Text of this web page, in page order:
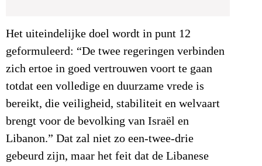
Het uiteindelijke doel wordt in punt 12
geformuleerd: “De twee regeringen verbinden
zich ertoe in goed vertrouwen voort te gaan
totdat een volledige en duurzame vrede is
bereikt, die veiligheid, stabiliteit en welvaart
brengt voor de bevolking van Israël en
Libanon.” Dat zal niet zo een-twee-drie
gebeurd zijn, maar het feit dat de Libanese